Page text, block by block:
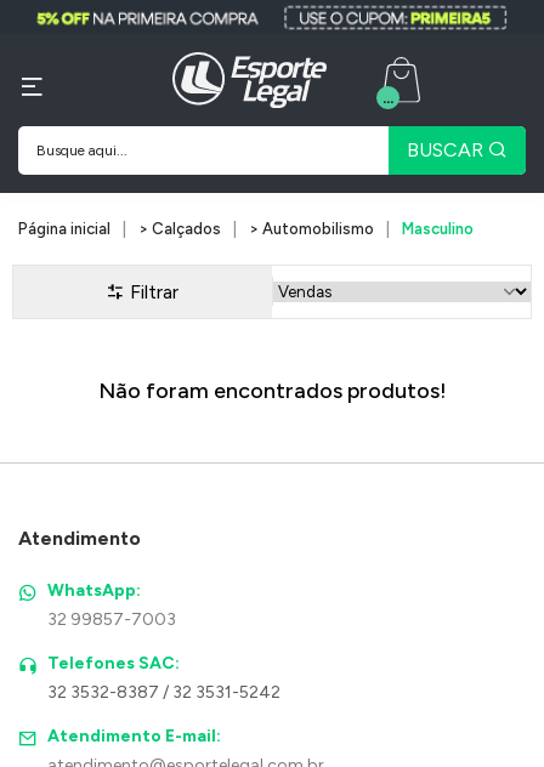
BUSCAR
...
Página inicial > Calçados > Automobilismo Masculino
Filtrar
Não foram encontrados produtos!
Atendimento
WhatsApp:
32 99857-7003
Telefones SAC:
32 3532-8387 / 32 3531-5242
Atendimento E-mail: